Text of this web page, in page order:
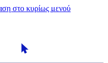
στο κυρίως μενού